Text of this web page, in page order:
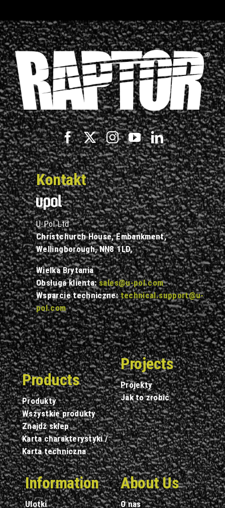
Kontakt
U-Pol Ltd
Christchurch House, Embankment,
Wellingborough, NN8 1LD,
Wielka Brytania
Obsługa klienta:sales@u-pol.com
Wsparcie techniczne:technical.support@u-
pol.com
Products
Produkty
Wszystkie produkty
Znajdź sklep
Karta charakterystyki /
Karta techniczna
Projects
Projekty
Jak to zrobić
Information
Ulotki
About Us
O nas